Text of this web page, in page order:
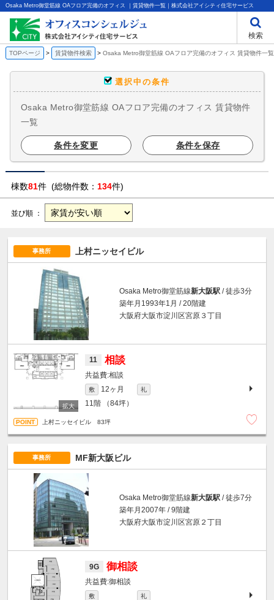
Osaka Metro御堂筋線 OAフロア完備のオフィス ｜賃貸物件一覧｜株式会社アイシティ住宅サービス
検索
TOPページ 賃貸物件検索 Osaka Metro御堂筋線 OAフロア完備のオフィス 賃貸物件一覧
選択中の条件
Osaka Metro御堂筋線 OAフロア完備のオフィス 賃貸物件
一覧
条件を変更 条件を保存
棟数81件 (総物件数： 134件)
並び順 ：
事務所 上村ニッセイビル
Osaka Metro御堂筋線新大阪駅 / 徒歩3分
築年月1993年1月 / 20階建
大阪府大阪市淀川区宮原３丁目
11 相談
相談
敷 12ヶ月 礼
11階 （84坪）
上村ニッセイビル 83坪
事務所 MF新大阪ビル
Osaka Metro御堂筋線新大阪駅 / 徒歩7分
築年月2007年 / 9階建
大阪府大阪市淀川区宮原２丁目
9G 御相談
御相談
敷 礼